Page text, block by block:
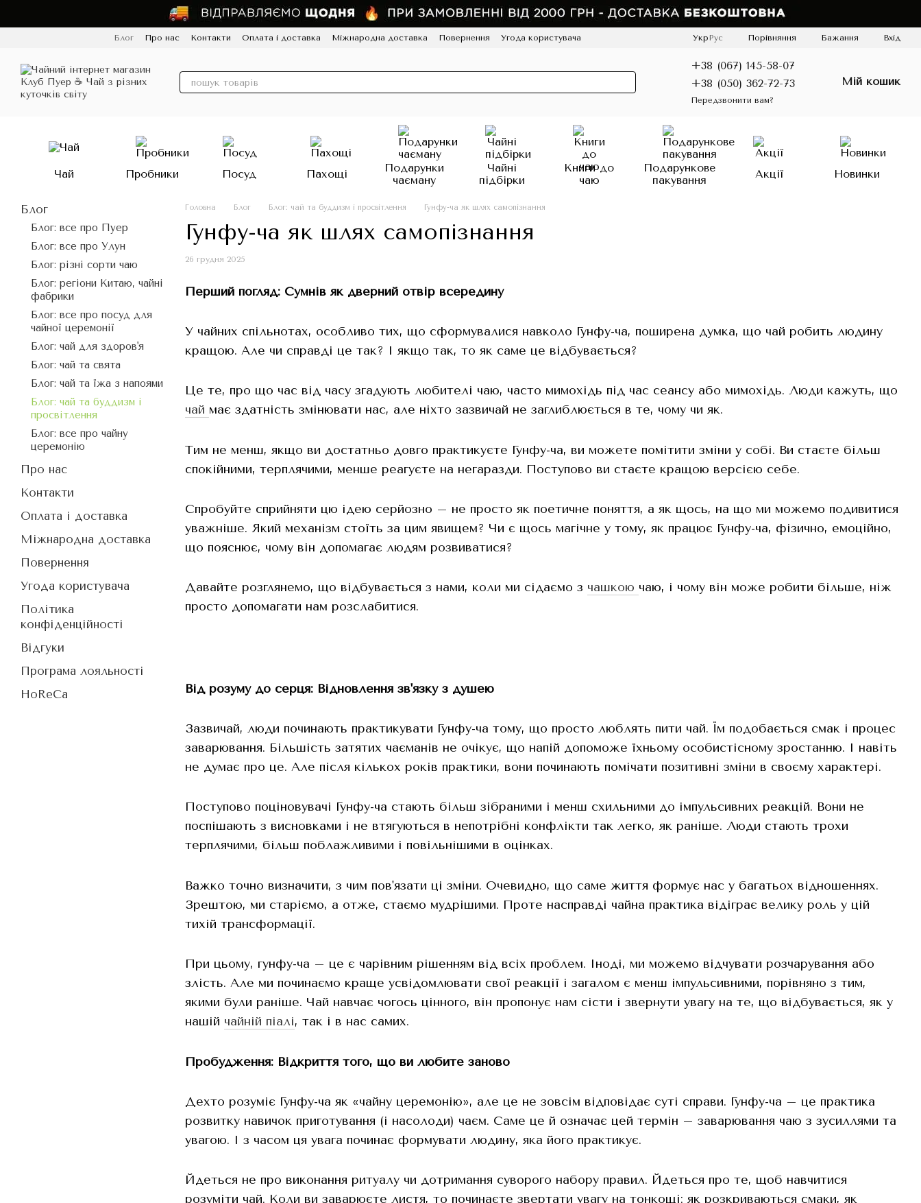
Блог Про нас Контакти Оплата і доставка Міжнародна доставка Повернення
Угода користувача
Укр Рус Порівняння Бажання Вхід
+38 (067) 145-58-07
+38 (050) 362-72-73
Передзвонити вам?
Мій кошик
Чай Пробники Посуд Пахощі
Подарунки
чаєману
Чайні
підбірки
Книги до
чаю
Подарункове
пакування
Акції Новинки
Головна Блог Блог: чай та буддизм і просвітлення Гунфу-ча як шлях самопізнання
Гунфу-ча як шлях самопізнання
26 грудня 2025
Перший погляд: Сумнів як дверний отвір всередину
У чайних спільнотах, особливо тих, що сформувалися навколо Гунфу-ча, поширена думка, що чай робить людину
кращою. Але чи справді це так? І якщо так, то як саме це відбувається?
Це те, про що час від часу згадують любителі чаю, часто мимохідь під час сеансу або мимохідь. Люди кажуть, що
чай має здатність змінювати нас, але ніхто зазвичай не заглиблюється в те, чому чи як.
Тим не менш, якщо ви достатньо довго практикуєте Гунфу-ча, ви можете помітити зміни у собі. Ви стаєте більш
спокійними, терплячими, менше реагуєте на негаразди. Поступово ви стаєте кращою версією себе.
Спробуйте сприйняти цю ідею серйозно – не просто як поетичне поняття, а як щось, на що ми можемо подивитися
уважніше. Який механізм стоїть за цим явищем? Чи є щось магічне у тому, як працює Гунфу-ча, фізично, емоційно,
що пояснює, чому він допомагає людям розвиватися?
Давайте розглянемо, що відбувається з нами, коли ми сідаємо з чашкою чаю, і чому він може робити більше, ніж
просто допомагати нам розслабитися.
Від розуму до серця: Відновлення зв'язку з душею
Зазвичай, люди починають практикувати Гунфу-ча тому, що просто люблять пити чай. Їм подобається смак і процес
заварювання. Більшість затятих чаєманів не очікує, що напій допоможе їхньому особистісному зростанню. І навіть
не думає про це. Але після кількох років практики, вони починають помічати позитивні зміни в своєму характері.
Поступово поціновувачі Гунфу-ча стають більш зібраними і менш схильними до імпульсивних реакцій. Вони не
поспішають з висновками і не втягуються в непотрібні конфлікти так легко, як раніше. Люди стають трохи
терплячими, більш поблажливими і повільнішими в оцінках.
Важко точно визначити, з чим пов'язати ці зміни. Очевидно, що саме життя формує нас у багатьох відношеннях.
Зрештою, ми старіємо, а отже, стаємо мудрішими. Проте насправді чайна практика відіграє велику роль у цій
тихій трансформації.
При цьому, гунфу-ча – це є чарівним рішенням від всіх проблем. Іноді, ми можемо відчувати розчарування або
злість. Але ми починаємо краще усвідомлювати свої реакції і загалом є менш імпульсивними, порівняно з тим,
якими були раніше. Чай навчає чогось цінного, він пропонує нам сісти і звернути увагу на те, що відбувається, як у
нашій чайній піалі, так і в нас самих.
Пробудження: Відкриття того, що ви любите заново
Дехто розуміє Гунфу-ча як «чайну церемонію», але це не зовсім відповідає суті справи. Гунфу-ча – це практика
розвитку навичок приготування (і насолоди) чаєм. Саме це й означає цей термін – заварювання чаю з зусиллями та
увагою. І з часом ця увага починає формувати людину, яка його практикує.
Йдеться не про виконання ритуалу чи дотримання суворого набору правил. Йдеться про те, щоб навчитися
розуміти чай. Коли ви заварюєте листя, то починаєте звертати увагу на тонкощі: як розкриваються смаки, як
Блог
Блог: все про Пуер
Блог: все про Улун
Блог: різні сорти чаю
Блог: регіони Китаю, чайні
фабрики
Блог: все про посуд для
чайної церемонії
Блог: чай для здоров'я
Блог: чай та свята
Блог: чай та їжа з напоями
Блог: чай та буддизм і
просвітлення
Блог: все про чайну
церемонію
Про нас
Контакти
Оплата і доставка
Міжнародна доставка
Повернення
Угода користувача
Політика
конфіденційності
Відгуки
Програма лояльності
HoReCa